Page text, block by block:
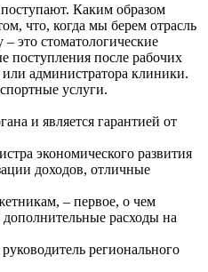
Каким образом
что, когда мы берем отрасль
это стоматологические
поступления после рабочих
или администратора клиники.
услуги.
и является гарантией от
экономического развития
доходов, отличные
– первое, о чем
расходы на
регионального